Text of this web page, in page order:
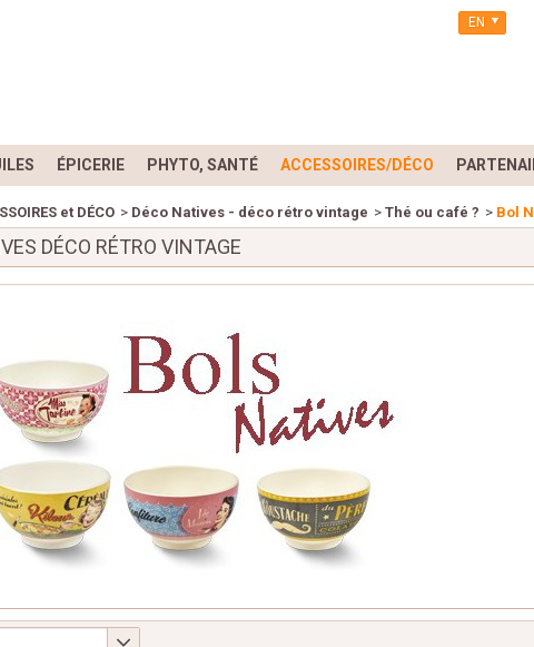
EN
ÉPICERIE PHYTO, SANTÉ ACCESSOIRES/DÉCO
et DÉCO > Déco Natives - déco rétro vintage > Thé ou café ? > Bol
DÉCO RÉTRO VINTAGE